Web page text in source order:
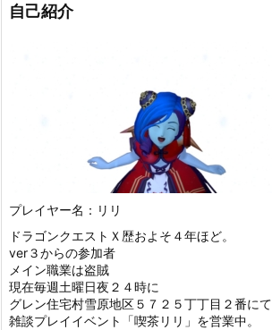
自己紹介
プレイヤー名：リリ
ドラゴンクエストＸ歴およそ４年ほど。
ver３からの参加者
メイン職業は盗賊
現在毎週土曜日夜２４時に
グレン住宅村雪原地区５７２５丁丁目２番にて
雑談プレイイベント「喫茶リリ」を営業中。